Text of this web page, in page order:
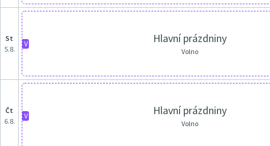
st
5.8.
V Hlavní prázdniny
Volno
čt
6.8.
V Hlavní prázdniny
Volno